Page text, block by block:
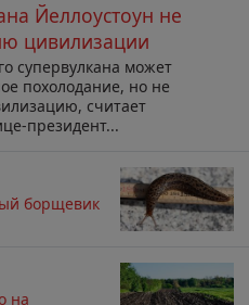
Йеллоустоун не
цивилизации
супервулкана может
похолодание, но не
считает
президент...
борщевик
на